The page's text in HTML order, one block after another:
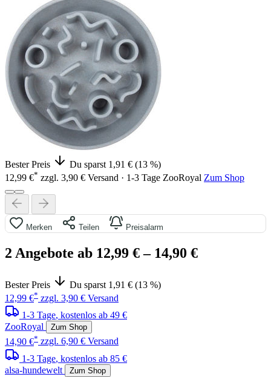
Bester Preis
Du sparst 1,91 € (13 %)
12,99 €* zzgl. 3,90 € Versand · 1-3 Tage ZooRoyal Zum Shop
Merken Teilen Preisalarm
2 Angebote ab 12,99 €– 14,90 €
Bester Preis
Du sparst 1,91 € (13 %)
12,99 €* zzgl. 3,90 € Versand
1-3 Tage, kostenlos ab 49 €
ZooRoyal
Zum Shop
14,90 €* zzgl. 6,90 € Versand
1-3 Tage, kostenlos ab 85 €
alsa-hundewelt
Zum Shop